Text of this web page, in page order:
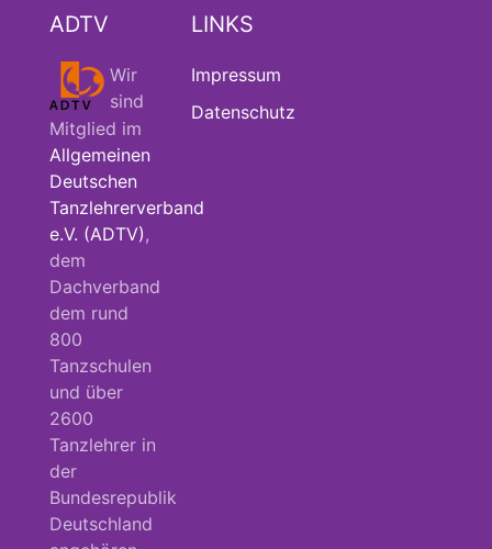
ADTV
Wir
sind
Mitglied im
Allgemeinen
Deutschen
Tanzlehrerverband
e.V. (ADTV),
dem
Dachverband
dem rund
800
Tanzschulen
und über
2600
Tanzlehrer in
der
Bundesrepublik
Deutschland
LINKS
Impressum
Datenschutz